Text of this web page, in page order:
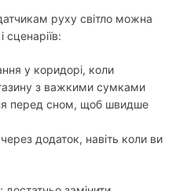
руху світло можна
сценаріїв:
у коридорі, коли
з важкими сумками
перед сном, щоб швидше
додаток, навіть коли ви